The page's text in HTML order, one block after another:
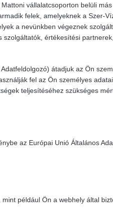
vállalatcsoporton belüli
felek, amelyeknek a Szer-
a nevünkben végeznek
értékesítési
átadjuk az Ön
fel az Ön személyes
teljesítéséhez szükséges
az Európai Unió Általános
például Ön a webhely által